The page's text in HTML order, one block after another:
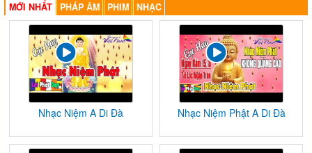
MỚI NHẤT PHÁP ÂM PHIM NHẠC
Nhạc Niệm A Di Đà Nhạc Niệm Phật A Di Đà